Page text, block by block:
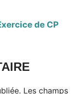
de CP
Les champs